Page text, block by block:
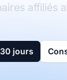
affiliés
jours